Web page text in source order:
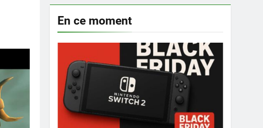
En ce moment